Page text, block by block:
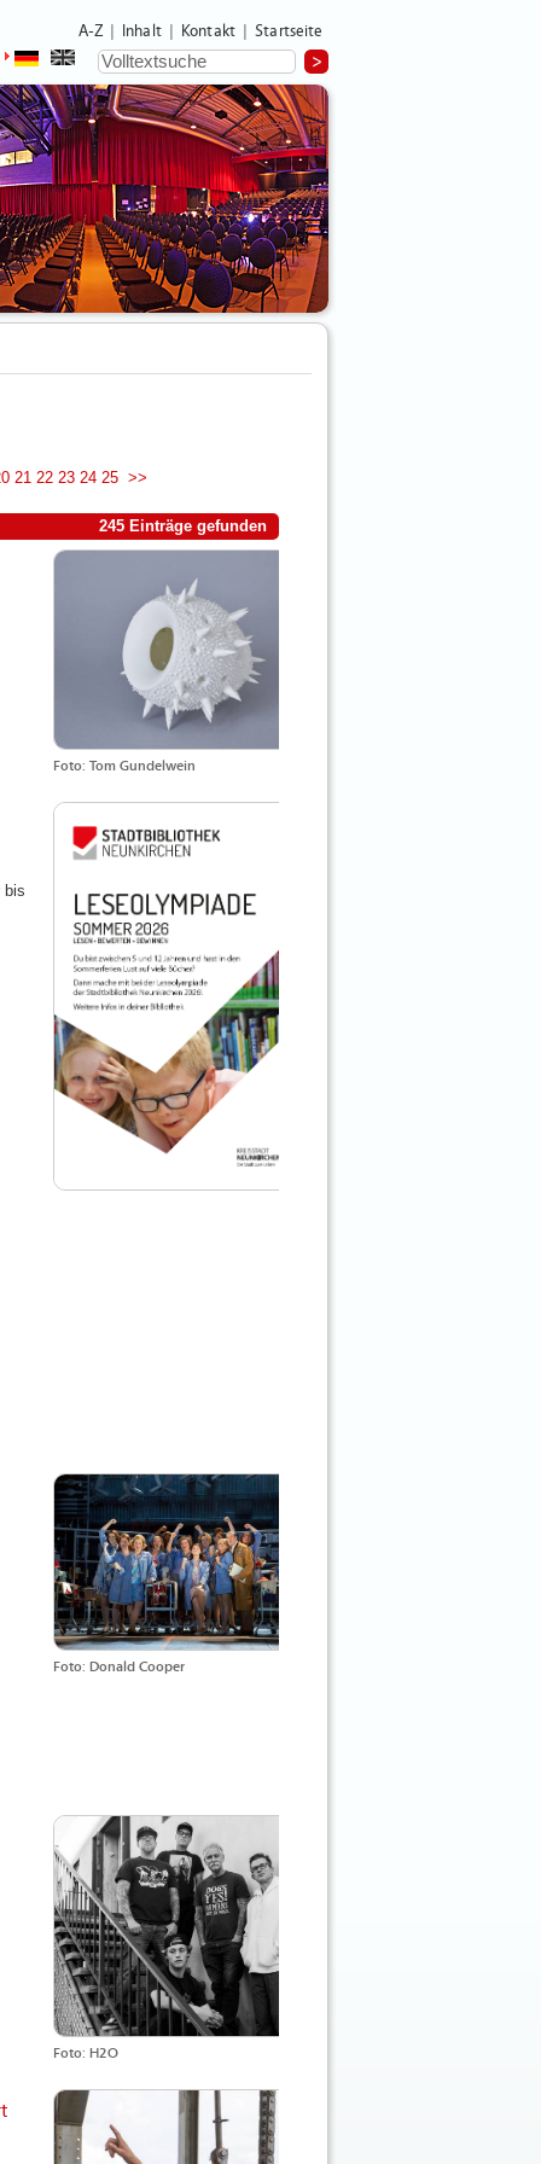
A-Z Inhalt Kontakt Startseite
21 22 23 24 25 >>
245 Einträge gefunden
Foto: Tom Gundelwein
bis
Foto: Donald Cooper
Foto: H2O